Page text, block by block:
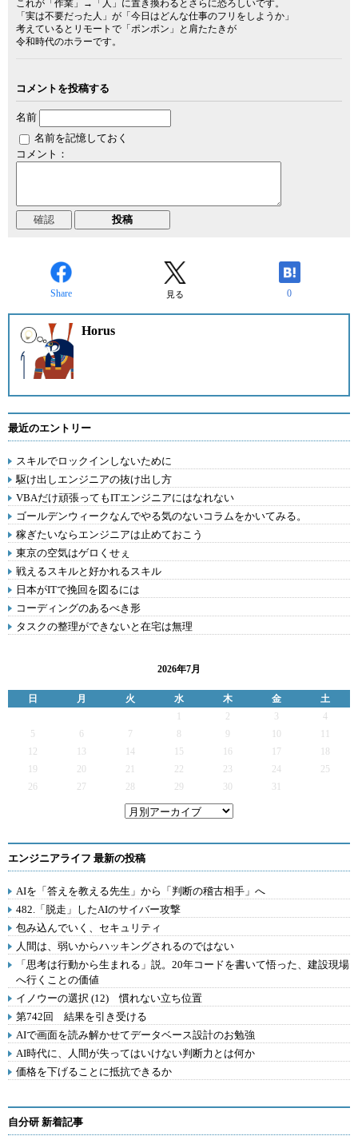
これが「作業」→「人」に置き換わるとさらに恐ろしいです。
「実は不要だった人」が「今日はどんな仕事のフリをしようか」
考えているとリモートで「ポンポン」と肩たたきが
令和時代のホラーです。
コメントを投稿する
名前
名前を記憶しておく
コメント：
Share 見る 0
Horus
最近のエントリー
スキルでロックインしないために
駆け出しエンジニアの抜け出し方
VBAだけ頑張ってもITエンジニアにはなれない
ゴールデンウィークなんでやる気のないコラムをかいてみる。
稼ぎたいならエンジニアは止めておこう
東京の空気はゲロくせぇ
戦えるスキルと好かれるスキル
日本がITで挽回を図るには
コーディングのあるべき形
タスクの整理ができないと在宅は無理
2026年7月
日 月 火 水 木 金
土
2 3
4
5
6 7 9
12
13 14 15 16 17
19
20 21 22 23 24
25
26
27 28 29 30 31
エンジニアライフ 最新の投稿
AIを「答えを教える先生」から「判断の稽古相手」へ
482.「脱走」したAIのサイバー攻撃
包み込んでいく、セキュリティ
人間は、弱いからハッキングされるのではない
「思考は行動から生まれる」説。20年コードを書いて悟った、建設現場
へ行くことの価値
イノウーの選択 (12) 慣れない立ち位置
第742回 結果を引き受ける
AIで画面を読み解かせてデータベース設計のお勉強
AI時代に、人間が失ってはいけない判断力とは何か
価格を下げることに抵抗できるか
自分研 新着記事